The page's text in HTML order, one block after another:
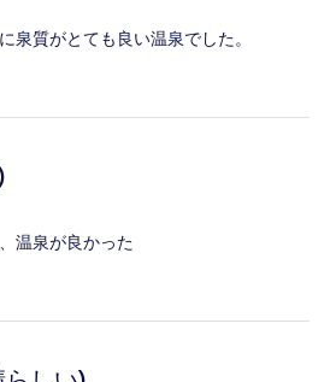
泉質がとても良い温泉でした。
温泉が良かった